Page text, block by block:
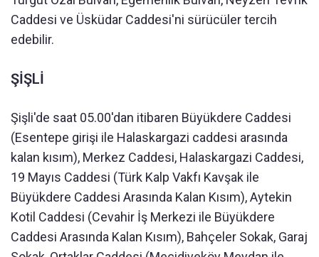
Caddesi ve Üsküdar Caddesi'ni sürücüler tercih
edebilir.
ŞİŞLİ
Şişli'de saat 05.00'dan itibaren Büyükdere Caddesi
(Esentepe girişi ile Halaskargazi caddesi arasında
kalan kısım), Merkez Caddesi, Halaskargazi Caddesi,
19 Mayıs Caddesi (Türk Kalp Vakfı Kavşak ile
Büyükdere Caddesi Arasında Kalan Kısım), Aytekin
Kotil Caddesi (Cevahir İş Merkezi ile Büyükdere
Caddesi Arasında Kalan Kısım), Bahçeler Sokak, Garaj